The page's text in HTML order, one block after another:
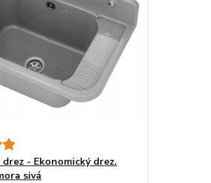
drez - Ekonomický drez.
sivá